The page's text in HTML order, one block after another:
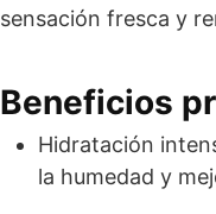
sensación fresca y
Beneficios
Hidratación
la humedad y